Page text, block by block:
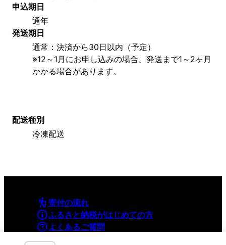
申込期日
通年
発送期日
通常：決済から30日以内（予定）
※12～1月にお申し込みの場合、発送まで1～2ヶ月
かかる場合があります。
配送種別
冷凍配送
寄付の流れ
ふるさと納税がはじめての方
よくあるご質問
利用規約